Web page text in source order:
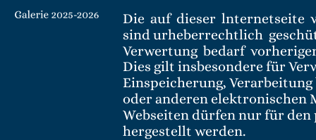
Die  auf  dieser  lnternetseite
sind urheberrechtlich
Verwertung  bedarf
Dies gilt insbesondere für
Einspeicherung,
oder anderen elektronischen
Webseiten dürfen nur für
hergestellt werden.